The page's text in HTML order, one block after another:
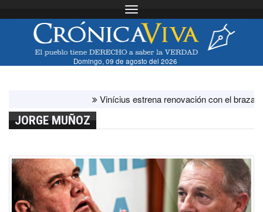
Toggle navigation
Domingo, 09 de agosto del 2026
Vinícius estrena renovación con el brazalete de
JORGE MUÑOZ